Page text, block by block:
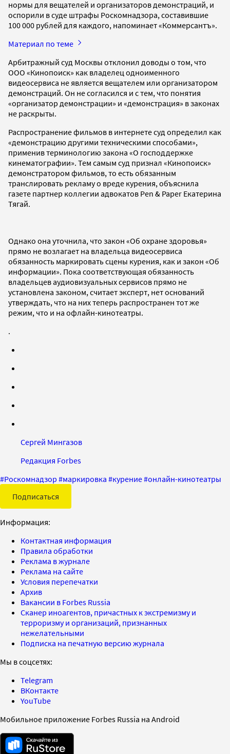
нормы для вещателей и организаторов демонстраций, и
оспорили в суде штрафы Роскомнадзора, составившие
100 000 рублей для каждого, напоминает «Коммерсантъ».
Материал по теме
Арбитражный суд Москвы отклонил доводы о том, что
ООО «Кинопоиск» как владелец одноименного
видеосервиса не является вещателем или организатором
демонстраций. Он не согласился и с тем, что понятия
«организатор демонстрации» и «демонстрация» в законах
не раскрыты.
Распространение фильмов в интернете суд определил как
«демонстрацию другими техническими способами»,
применив терминологию закона «О господдержке
кинематографии». Тем самым суд признал «Кинопоиск»
демонстратором фильмов, то есть обязанным
транслировать рекламу о вреде курения, объяснила
газете партнер коллегии адвокатов Pen & Paper Екатерина
Тягай.
Однако она уточнила, что закон «Об охране здоровья»
прямо не возлагает на владельца видеосервиса
обязанность маркировать сцены курения, как и закон «Об
информации». Пока соответствующая обязанность
владельцев аудиовизуальных сервисов прямо не
установлена законом, считает эксперт, нет оснований
утверждать, что на них теперь распространен тот же
режим, что и на офлайн-кинотеатры.
.
Сергей Мингазов
Редакция Forbes
#Роскомнадзор #маркировка #курение#онлайн-кинотеатры
Подписаться
Информация:
Контактная информация
Правила обработки
Реклама в журнале
Реклама на сайте
Условия перепечатки
Архив
Вакансии в Forbes Russia
Сканер иноагентов, причастных к экстремизму и
терроризму и организаций, признанных
нежелательными
Подписка на печатную версию журнала
Мы в соцсетях:
Telegram
ВКонтакте
YouTube
Мобильное приложение Forbes Russia на Android